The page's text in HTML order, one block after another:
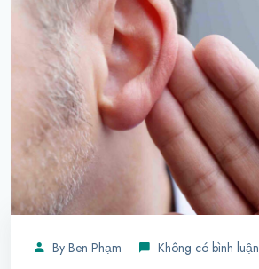
By Ben Phạm Không có bình luận